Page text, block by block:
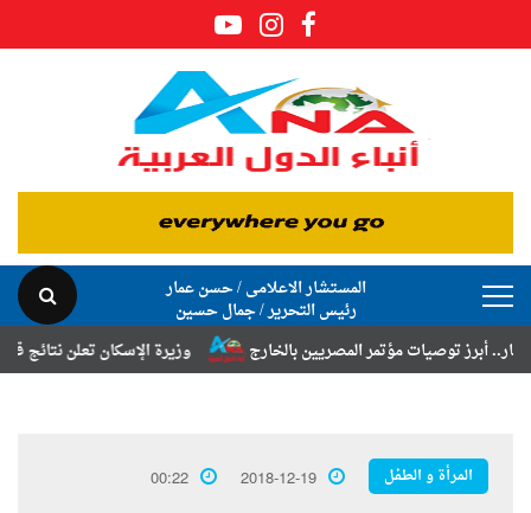
المستشار الاعلامى / حسن عمار
رئيس التحرير / جمال حسين
وزيرة الإسكان تعلن نتائج قرعة
توصيات مؤتمر المصريين بالخارج
المرأة و الطفل 2018-12-19
00:22